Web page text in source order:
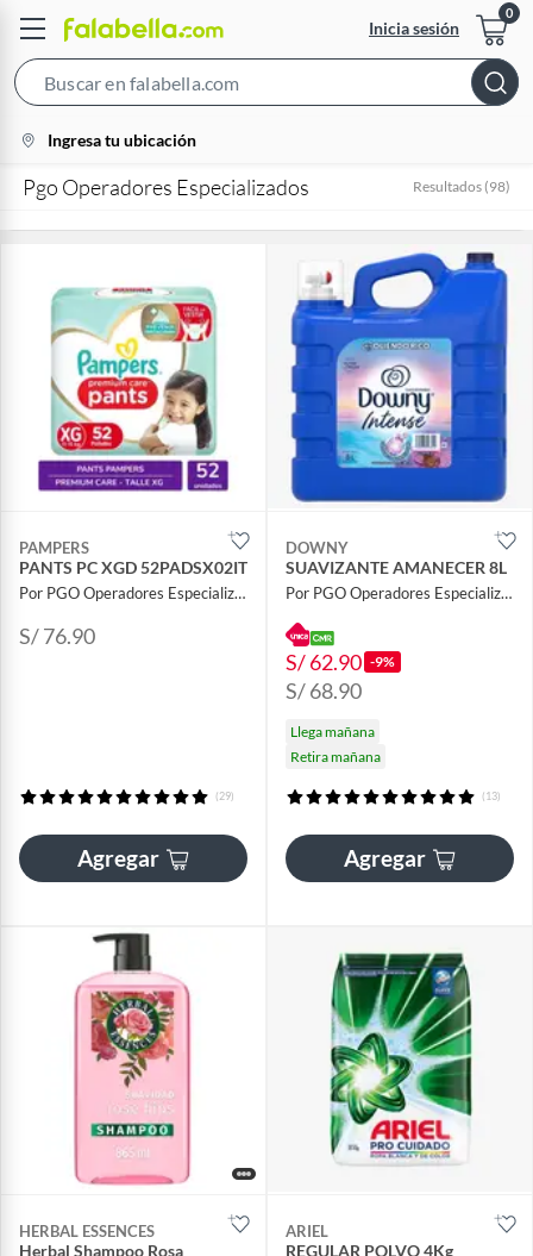
Inicia sesión
Bar
location-
icon
Ingresa tu ubicación
Pgo Operadores Especializados Resultados (98)
PAMPERS
PANTS PC XGD 52PADSX02IT
Por PGO Operadores Especializados
S/ 76.90
(29)
Agregar
DOWNY
SUAVIZANTE AMANECER 8L
Por PGO Operadores Especializados
S/ 62.90 -9%
S/ 68.90
Llega mañana
Retira mañana
(13)
Agregar
HERBAL ESSENCES
Herbal Shampoo Rosa
ARIEL
REGULAR POLVO 4Kg